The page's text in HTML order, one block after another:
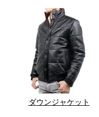
ダウンジャケット